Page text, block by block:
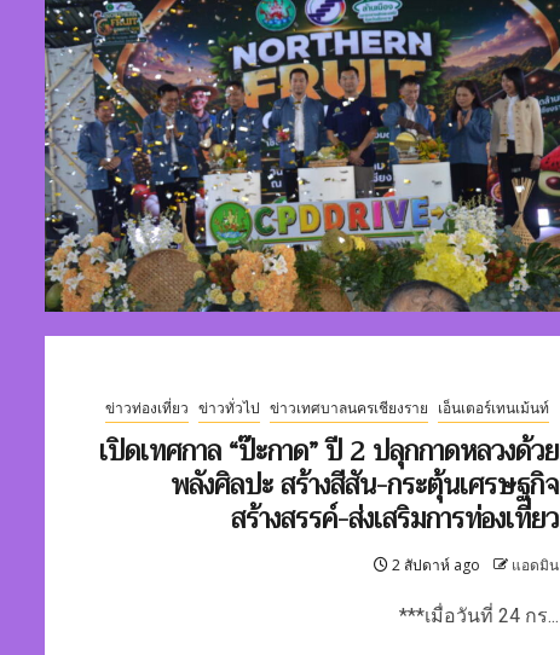
ข่าวท่องเที่ยว ข่าวทั่วไป ข่าวเทศบาลนครเชียงราย เอ็นเตอร์เทนเม้นท์
เปิดเทศกาล “ป๊ะกาด” ปี 2 ปลุกกาดหลวงด้วย
พลังศิลปะ สร้างสีสัน-กระตุ้นเศรษฐกิจ
สร้างสรรค์-ส่งเสริมการท่องเที่ยว
2 สัปดาห์ ago แอดมิน
***เมื่อวันที่ 24 กร...